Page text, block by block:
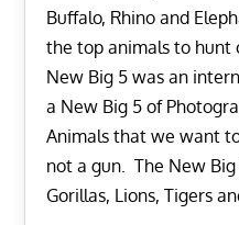
Buffalo, Rhino and
the top animals to hunt
New Big 5 was an
a New Big 5 of
Animals that we want
not a gun. The New Big
Gorillas, Lions, Tigers